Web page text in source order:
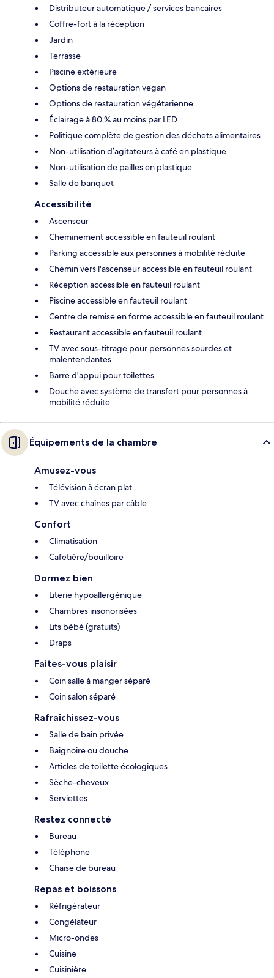
Distributeur automatique / services bancaires
Coffre-fort à la réception
Jardin
Terrasse
Piscine extérieure
Options de restauration vegan
Options de restauration végétarienne
Éclairage à 80 % au moins par LED
Politique complète de gestion des déchets alimentaires
Non-utilisation d’agitateurs à café en plastique
Non-utilisation de pailles en plastique
Salle de banquet
Accessibilité
Ascenseur
Cheminement accessible en fauteuil roulant
Parking accessible aux personnes à mobilité réduite
Chemin vers l'ascenseur accessible en fauteuil roulant
Réception accessible en fauteuil roulant
Piscine accessible en fauteuil roulant
Centre de remise en forme accessible en fauteuil roulant
Restaurant accessible en fauteuil roulant
TV avec sous-titrage pour personnes sourdes et
malentendantes
Barre d'appui pour toilettes
Douche avec système de transfert pour personnes à
mobilité réduite
Équipements de la chambre
Amusez-vous
Télévision à écran plat
TV avec chaînes par câble
Confort
Climatisation
Cafetière/bouilloire
Dormez bien
Literie hypoallergénique
Chambres insonorisées
Lits bébé (gratuits)
Draps
Faites-vous plaisir
Coin salle à manger séparé
Coin salon séparé
Rafraîchissez-vous
Salle de bain privée
Baignoire ou douche
Articles de toilette écologiques
Sèche-cheveux
Serviettes
Restez connecté
Bureau
Téléphone
Chaise de bureau
Repas et boissons
Réfrigérateur
Congélateur
Micro-ondes
Cuisine
Cuisinière